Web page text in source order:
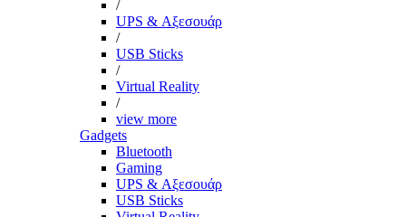
/
UPS & Αξεσουάρ
/
USB Sticks
/
Virtual Reality
/
view more
Gadgets
Bluetooth
Gaming
UPS & Αξεσουάρ
USB Sticks